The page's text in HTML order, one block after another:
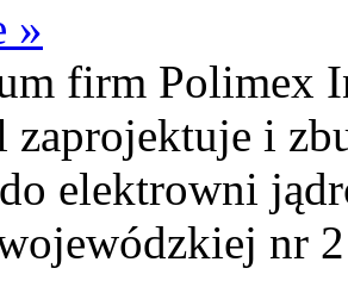
»
firm Polimex
zaprojektuje i
elektrowni
nr